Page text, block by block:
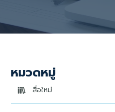
หมวดหมู่
สื่อใหม่